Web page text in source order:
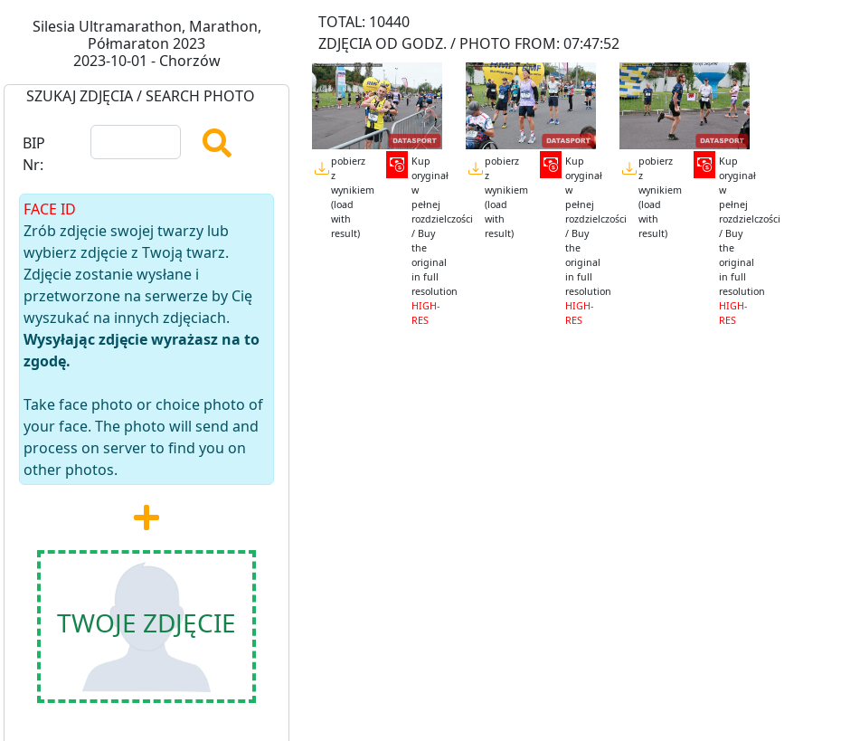
Silesia Ultramarathon, Marathon,
Półmaraton 2023
2023-10-01 - Chorzów
SZUKAJ ZDJĘCIA / SEARCH PHOTO
BIP
Nr:
FACE ID
Zrób zdjęcie swojej twarzy lub
wybierz zdjęcie z Twoją twarz.
Zdjęcie zostanie wysłane i
przetworzone na serwerze by Cię
wyszukać na innych zdjęciach.
Wysyłając zdjęcie wyrażasz na to
zgodę.
Take face photo or choice photo of
your face. The photo will send and
process on server to find you on
other photos.
TWOJE ZDJĘCIE
TOTAL: 10440
ZDJĘCIA OD GODZ. / PHOTO FROM: 07:47:52
pobierz
z
wynikiem
(load
with
result)
Kup
oryginał
w
pełnej
rozdzielczości
/ Buy
the
original
in full
resolution
HIGH-
RES
pobierz
z
wynikiem
(load
with
result)
Kup
oryginał
w
pełnej
rozdzielczości
/ Buy
the
original
in full
resolution
HIGH-
RES
pobierz
z
wynikiem
(load
with
result)
Kup
oryginał
w
pełnej
rozdzielczości
/ Buy
the
original
in full
resolution
HIGH-
RES